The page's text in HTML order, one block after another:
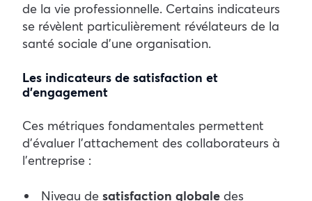
de la vie professionnelle. Certains indicateurs
se révèlent particulièrement révélateurs de la
santé sociale d’une organisation.
Les indicateurs de satisfaction et
d’engagement
Ces métriques fondamentales permettent
d’évaluer l’attachement des collaborateurs à
l’entreprise :
Niveau de satisfaction globale des